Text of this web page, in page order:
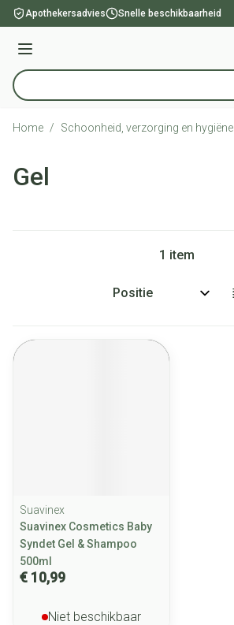
Ga naar de inhoud
Apothekersadvies Snelle beschikbaarheid
Menu
Product, merk, categorie...
Home / Schoonheid, verzorging en hygiëne
Gel
1 item
Sorteer op:
Suavinex
Suavinex Cosmetics Baby
Syndet Gel & Shampoo
500ml
€ 10,99
Niet beschikbaar